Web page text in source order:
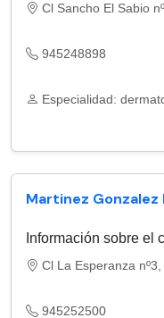
Cl Sancho El Sabio
945248898
Especialidad:
Martinez Gonzalez
Información sobre el
Cl La Esperanza
945252500